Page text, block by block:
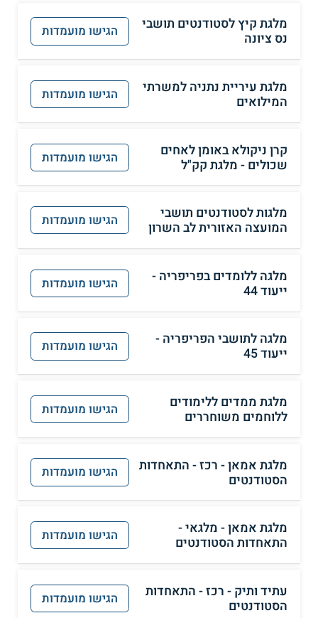
מלגת קיץ לסטודנטים תושבי
נס ציונה
הגישו מועמדות
מלגת עיריית נתניה למשרתי
המילואים
הגישו מועמדות
קרן ניקולא באומן לאחים
שכולים - מלגת קק"ל
הגישו מועמדות
מלגות לסטודנטים תושבי
המועצה האזורית לב השרון
הגישו מועמדות
מלגה ללומדים בפריפריה -
ייעוד 44
הגישו מועמדות
מלגה לתושבי הפריפריה -
ייעוד 45
הגישו מועמדות
מלגת ממדים ללימודים
ללוחמים משוחררים
הגישו מועמדות
מלגת אמאן - רכז - התאחדות
הסטודנטים
הגישו מועמדות
מלגת אמאן - מלגאי -
התאחדות הסטודנטים
הגישו מועמדות
עתיד ותיק - רכז - התאחדות
הסטודנטים
הגישו מועמדות